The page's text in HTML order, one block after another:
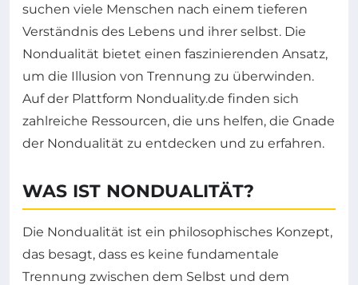
suchen viele Menschen nach einem tieferen
Verständnis des Lebens und ihrer selbst. Die
Nondualität bietet einen faszinierenden Ansatz,
um die Illusion von Trennung zu überwinden.
Auf der Plattform Nonduality.de finden sich
zahlreiche Ressourcen, die uns helfen, die Gnade
der Nondualität zu entdecken und zu erfahren.
WAS IST NONDUALITÄT?
Die Nondualität ist ein philosophisches Konzept,
das besagt, dass es keine fundamentale
Trennung zwischen dem Selbst und dem